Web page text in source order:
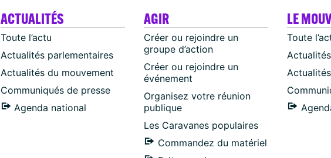
ACTUALITÉS
Toute l’actu
Actualités parlementaires
Actualités du mouvement
Communiqués de presse
Agenda national
AGIR
Créer ou rejoindre un
groupe d’action
Créer ou rejoindre un
événement
Organisez votre réunion
publique
Les Caravanes populaires
Commandez du matériel
LE
Toute